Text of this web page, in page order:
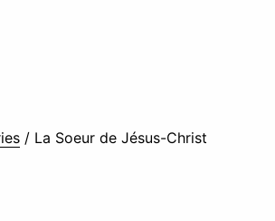
/ La Soeur de Jésus-Christ